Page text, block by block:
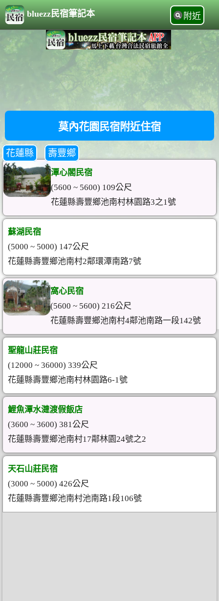
bluezz民宿筆記本 附近
莫內花園民宿附近住宿
花蓮縣 壽豐鄉
潭心閣民宿
(5600 ~ 5600) 109公尺
花蓮縣壽豐鄉池南村林園路3之1號
蘇湖民宿
(5000 ~ 5000) 147公尺
花蓮縣壽豐鄉池南村2鄰環潭南路7號
窩心民宿
(5600 ~ 5600) 216公尺
花蓮縣壽豐鄉池南村4鄰池南路一段142號
聖龍山莊民宿
(12000 ~ 36000) 339公尺
花蓮縣壽豐鄉池南村林園路6-1號
鯉魚潭水漣渡假飯店
(3600 ~ 3600) 381公尺
花蓮縣壽豐鄉池南村17鄰林園24號之2
天石山莊民宿
(3000 ~ 5000) 426公尺
花蓮縣壽豐鄉池南村池南路1段106號